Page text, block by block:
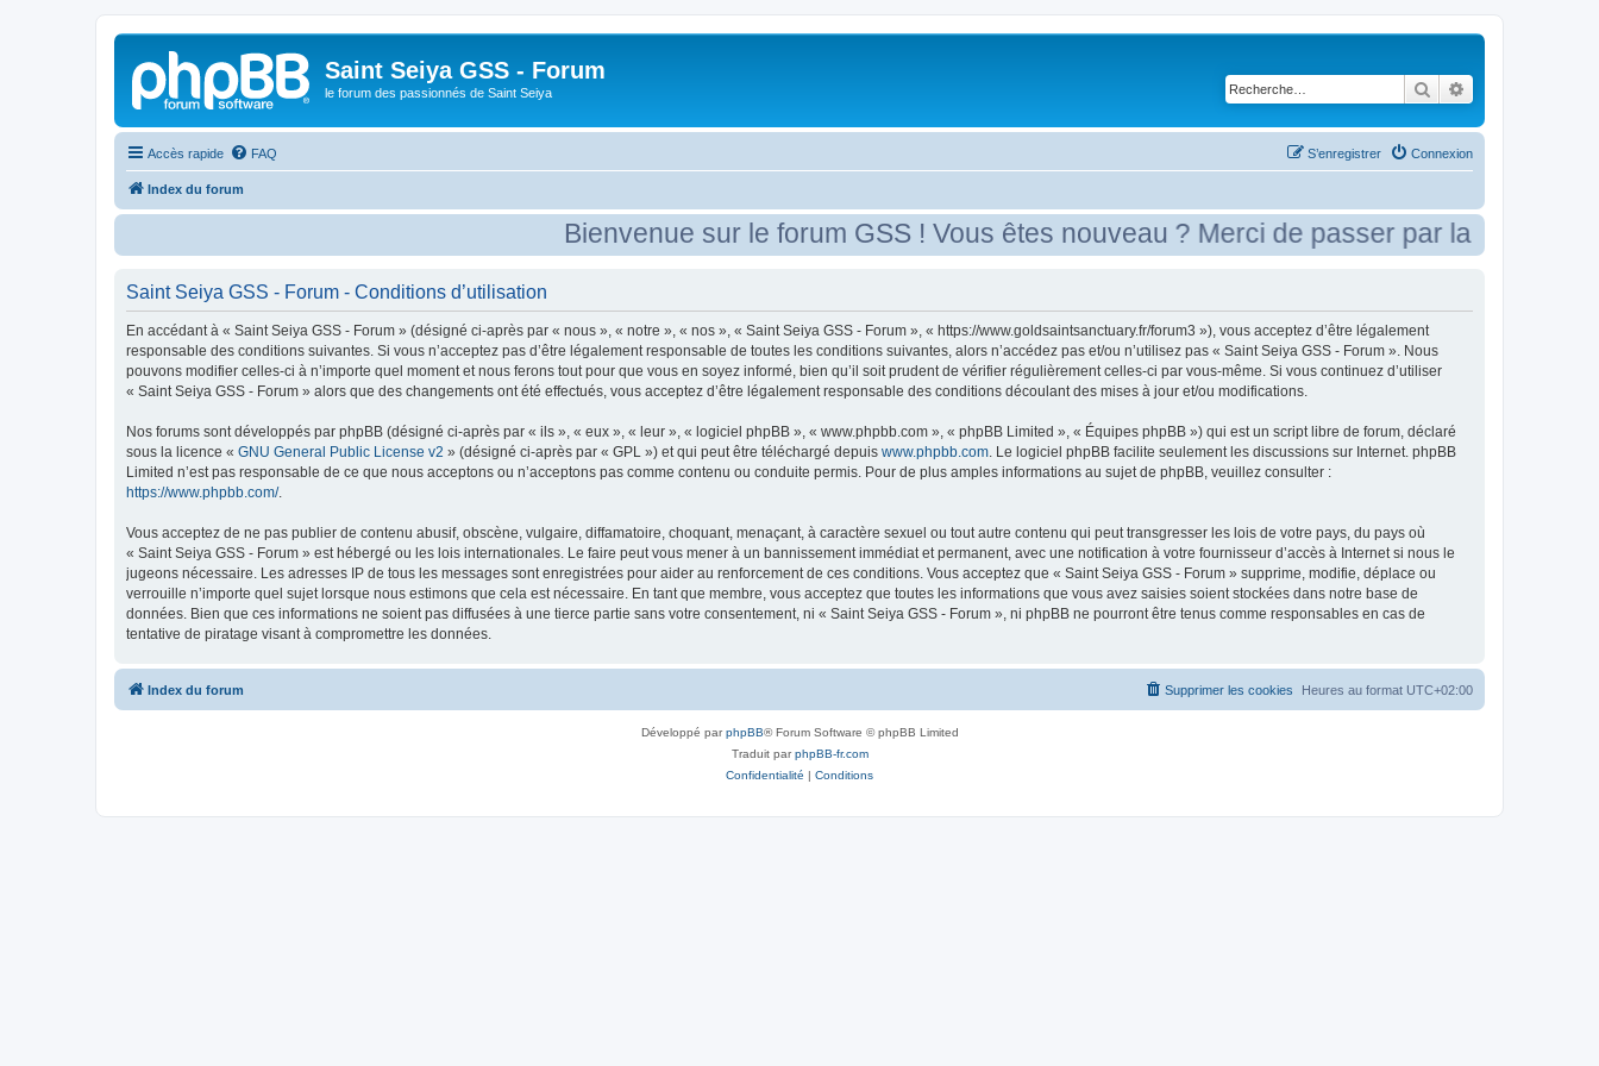
Saint Seiya GSS - Forum
le forum des passionnés de Saint Seiya Rechercher
Accès rapide FAQ Connexion
S’enregistrer
Index du forum
Bienvenue sur le forum GSS ! Vous êtes nouveau ? Merci de passer par la case
Saint Seiya GSS - Forum - Conditions d’utilisation
En accédant à « Saint Seiya GSS - Forum » (désigné ci-après par « nous », « notre », « nos », « Saint Seiya GSS - Forum », « https://www.goldsaintsanctuary.fr/forum3 »), vous acceptez d’être légalement
responsable des conditions suivantes. Si vous n’acceptez pas d’être légalement responsable de toutes les conditions suivantes, alors n’accédez pas et/ou n’utilisez pas « Saint Seiya GSS - Forum ». Nous
pouvons modifier celles-ci à n’importe quel moment et nous ferons tout pour que vous en soyez informé, bien qu’il soit prudent de vérifier régulièrement celles-ci par vous-même. Si vous continuez d’utiliser
« Saint Seiya GSS - Forum » alors que des changements ont été effectués, vous acceptez d’être légalement responsable des conditions découlant des mises à jour et/ou modifications.
Nos forums sont développés par phpBB (désigné ci-après par « ils », « eux », « leur », « logiciel phpBB », « www.phpbb.com », « phpBB Limited », « Équipes phpBB ») qui est un script libre de forum, déclaré
sous la licence « GNU General Public License v2 » (désigné ci-après par « GPL ») et qui peut être téléchargé depuis www.phpbb.com . Le logiciel phpBB facilite seulement les discussions sur Internet. phpBB
Limited n’est pas responsable de ce que nous acceptons ou n’acceptons pas comme contenu ou conduite permis. Pour de plus amples informations au sujet de phpBB, veuillez consulter :
https://www.phpbb.com/.
Vous acceptez de ne pas publier de contenu abusif, obscène, vulgaire, diffamatoire, choquant, menaçant, à caractère sexuel ou tout autre contenu qui peut transgresser les lois de votre pays, du pays où
« Saint Seiya GSS - Forum » est hébergé ou les lois internationales. Le faire peut vous mener à un bannissement immédiat et permanent, avec une notification à votre fournisseur d’accès à Internet si nous le
jugeons nécessaire. Les adresses IP de tous les messages sont enregistrées pour aider au renforcement de ces conditions. Vous acceptez que « Saint Seiya GSS - Forum » supprime, modifie, déplace ou
verrouille n’importe quel sujet lorsque nous estimons que cela est nécessaire. En tant que membre, vous acceptez que toutes les informations que vous avez saisies soient stockées dans notre base de
données. Bien que ces informations ne soient pas diffusées à une tierce partie sans votre consentement, ni « Saint Seiya GSS - Forum », ni phpBB ne pourront être tenus comme responsables en cas de
tentative de piratage visant à compromettre les données.
Index du forum Heures au format UTC+02:00
Supprimer les cookies
Développé parphpBB® Forum Software © phpBB Limited
Traduit parphpBB-fr.com
Confidentialité | Conditions